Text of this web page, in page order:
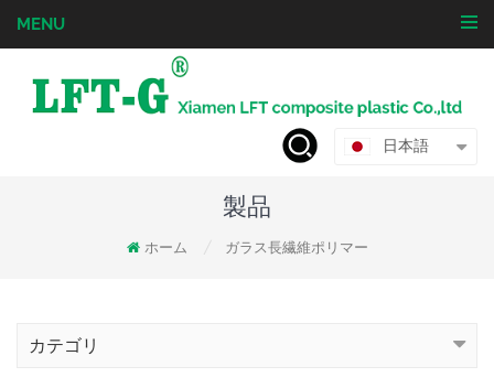
MENU
日本語
製品
ホーム ガラス長繊維ポリマー
カテゴリ